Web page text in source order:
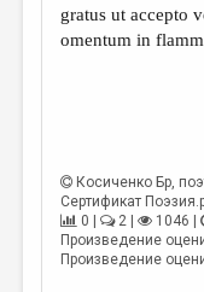
ОБЪЯВЛЕНИЯ
МАЛАЯ ПРОЗА
ЭССЕИСТИКА
gratus ut accepto
omentum in
Косиченко Бр,
Сертификат
0 |
2 | 1046 |
Произведение
Произведение